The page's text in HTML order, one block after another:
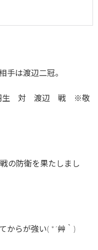
手は渡辺二冠。
羽生 対 渡辺 戦 ※敬
の防衛を果たしまし
からが強い( *´艸｀)